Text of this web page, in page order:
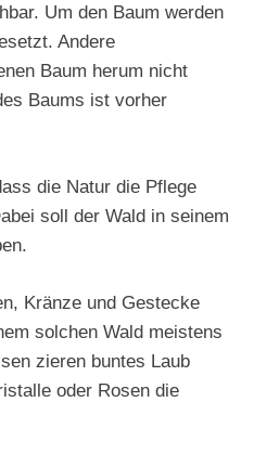
Um den Baum werden
Andere
Baum herum nicht
Baums ist vorher
die Natur die Pflege
soll der Wald in seinem
Kränze und Gestecke
solchen Wald meistens
zieren buntes Laub
oder Rosen die